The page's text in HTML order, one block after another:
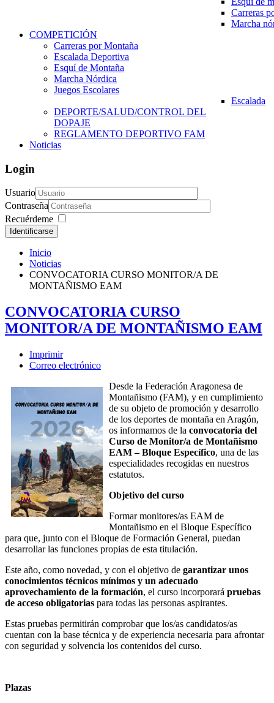
Carreras
Marcha
COMPETICIÓN
Carreras por Montaña
Escalada Deportiva
Esquí de Montaña
Marcha Nórdica
Juegos Escolares
Escalada
DEPORTE/SALUD/CONTROL DEL
DOPAJE
REGLAMENTO DEPORTIVO FAM
Noticias
Login
Usuario
Contraseña
Recuérdeme
Identificarse
Inicio
Noticias
CONVOCATORIA CURSO MONITOR/A DE
MONTAÑISMO EAM
CONVOCATORIA CURSO
MONITOR/A DE MONTAÑISMO EAM
Imprimir
Correo electrónico
Desde la Federación Aragonesa de
Montañismo (FAM), y en cumplimiento
de su objeto de promoción y desarrollo
de los deportes de montaña en Aragón,
os informamos de la convocatoria del
Curso de Monitor/a de Montañismo
EAM – Bloque Específico, una de las
especialidades recogidas en nuestros
estatutos.
Objetivo del curso
Formar monitores/as EAM de
Montañismo en el Bloque Específico
para que, junto con el Bloque de Formación General, puedan
desarrollar las funciones propias de esta titulación.
Este año, como novedad, y con el objetivo de garantizar unos
conocimientos técnicos mínimos y un adecuado
aprovechamiento de la formación, el curso incorporará pruebas
de acceso obligatorias para todas las personas aspirantes.
Estas pruebas permitirán comprobar que los/as candidatos/as
cuentan con la base técnica y de experiencia necesaria para afrontar
con seguridad y solvencia los contenidos del curso.
Plazas